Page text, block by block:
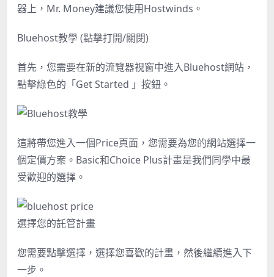
器上，Mr. Money建議您使用Hostwinds。
Bluehost教學 (點擊打開/關閉)
首先，您需要在新的流覽器視窗中進入Bluehost網站，
點擊綠色的「Get Started 」按鈕。
這將帶您進入一個Price頁面，您需要為您的網站選擇一
個定價方案。Basic和Choice Plus計畫是我們同學中最
受歡迎的選擇。
選擇您的託管計畫
您需要點擊選擇，選擇您喜歡的計畫，然後繼續進入下
一步。